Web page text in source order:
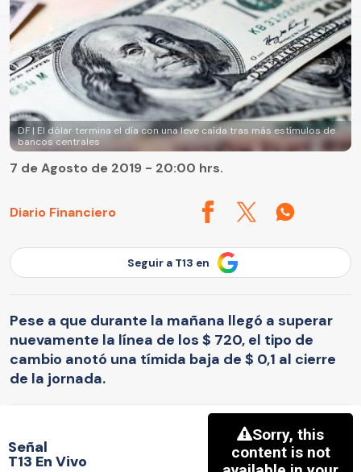
DF | El dólar termina el día con una leve caída tras más estímulos de
bancos centrales
Diario Financiero
7 de Agosto de 2019 - 20:00 hrs.
Seguir a T13 en
Pese a que durante la mañana llegó a superar
nuevamente la línea de los $ 720, el tipo de
cambio anotó una tímida baja de $ 0,1 al cierre
de la jornada.
Señal
T13 En Vivo